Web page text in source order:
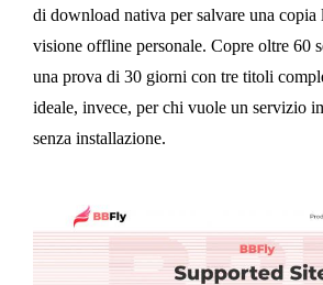
di download nativa per salvare una copia
visione offline personale. Copre oltre 60
una prova di 30 giorni con tre titoli
ideale, invece, per chi vuole un servizio
senza installazione.